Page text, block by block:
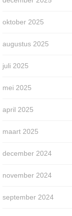
oktober 2025
augustus 2025
juli 2025
mei 2025
april 2025
maart 2025
december 2024
november 2024
september 2024